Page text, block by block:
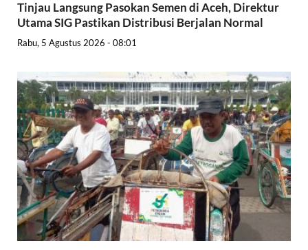
Tinjau Langsung Pasokan Semen di Aceh, Direktur
Utama SIG Pastikan Distribusi Berjalan Normal
Rabu, 5 Agustus 2026 - 08:01